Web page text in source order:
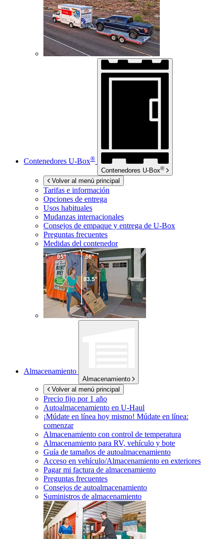
Contenedores U-Box®
Contenedores U-Box®
Volver al menú principal
Tarifas e información
Opciones de entrega
Usos habituales
Mudanzas internacionales
Consejos de empaque y entrega de U-Box
Preguntas frecuentes
Medidas del contenedor
Almacenamiento
Almacenamiento
Volver al menú principal
Precio fijo por 1 año
Autoalmacenamiento en U-Haul
¡Múdate en línea hoy mismo! Múdate en línea:
comenzar
Almacenamiento con control de temperatura
Almacenamiento para RV, vehículo y bote
Guía de tamaños de autoalmacenamiento
Acceso en vehículo/Almacenamiento en exteriores
Pagar mi factura de almacenamiento
Preguntas frecuentes
Consejos de autoalmacenamiento
Suministros de almacenamiento